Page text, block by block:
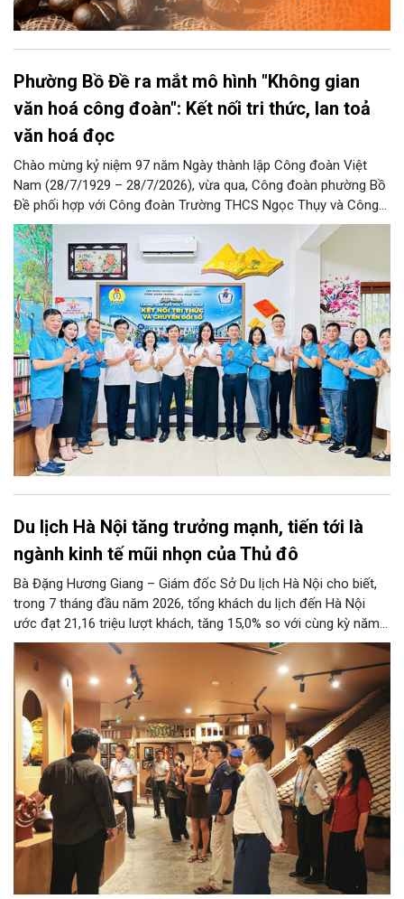
Phường Bồ Đề ra mắt mô hình "Không gian
văn hoá công đoàn": Kết nối tri thức, lan toả
văn hoá đọc
Chào mừng kỷ niệm 97 năm Ngày thành lập Công đoàn Việt
Nam (28/7/1929 – 28/7/2026), vừa qua, Công đoàn phường Bồ
Đề phối hợp với Công đoàn Trường THCS Ngọc Thụy và Công
đoàn Trường Tiểu học Ái Mộ B tổ chức Lễ ra mắt Mô hình
“Không gian văn hóa công đoàn”.
Du lịch Hà Nội tăng trưởng mạnh, tiến tới là
ngành kinh tế mũi nhọn của Thủ đô
Bà Đặng Hương Giang – Giám đốc Sở Du lịch Hà Nội cho biết,
trong 7 tháng đầu năm 2026, tổng khách du lịch đến Hà Nội
ước đạt 21,16 triệu lượt khách, tăng 15,0% so với cùng kỳ năm
2025. Tổng thu từ khách du lịch ước đạt 86,47 nghìn tỷ đồng,
tăng 17,9% so với cùng kỳ năm trước.